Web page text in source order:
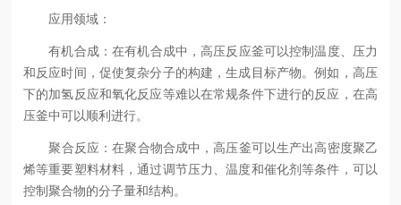
应用领域：
有机合成‌：在有机合成中，高压反应釜可以控制温度、压力
和反应时间，促使复杂分子的构建，生成目标产物。例如，高压
下的加氢反应和氧化反应等难以在常规条件下进行的反应，在高
压釜中可以顺利进行‌。
‌聚合反应‌：在聚合物合成中，高压釜可以生产出高密度聚乙
烯等重要塑料材料，通过调节压力、温度和催化剂等条件，可以
控制聚合物的分子量和结构。